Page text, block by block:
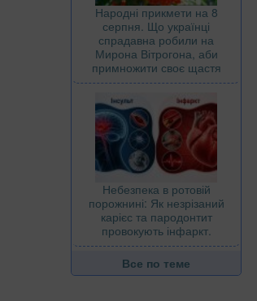
Народні прикмети на 8
серпня. Що українці
спрадавна робили на
Мирона Вітрогона, аби
примножити своє щастя
Небезпека в ротовій
порожнині: Як незрізаний
карієс та пародонтит
провокують інфаркт.
Все по теме